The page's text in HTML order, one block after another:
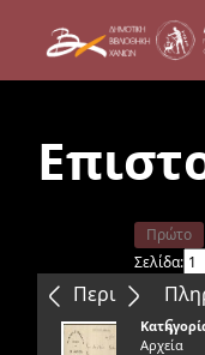
Περιεχόμενα
Πρώτο
Σελίδα:
Επόμενο
ς
Αρχεία